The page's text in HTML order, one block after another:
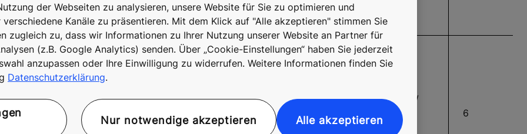
Ja
120 m /
Etagen
3,0 m/s
2.500 kg /
bis zu 33
Personen
6
der Webseiten zu analysieren, unsere Website für Sie zu optimieren und
Kanäle zu präsentieren. Mit dem Klick auf "Alle akzeptieren" stimmen Sie
zugleich zu, dass wir Informationen zu Ihrer Nutzung unserer Website an Partner für
(z.B. Google Analytics) senden. Über „Cookie-Einstellungen“ haben Sie jederzeit
anzupassen oder Ihre Einwilligung zu widerrufen. Weitere Informationen finden Sie
Datenschutzerklärung.
Nur notwendige akzeptieren Alle akzeptieren